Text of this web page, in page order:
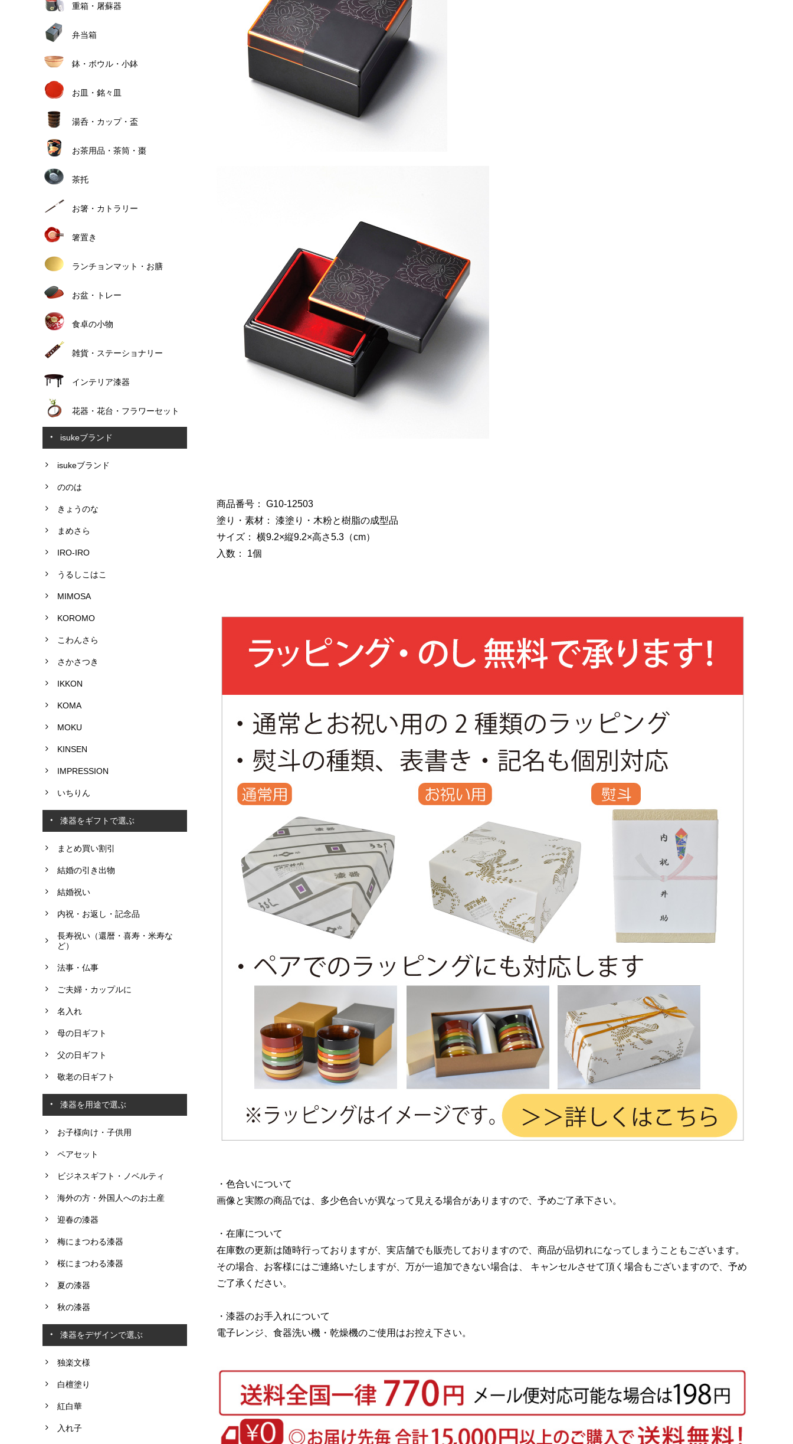
重箱・屠蘇器
弁当箱
鉢・ボウル・小鉢
お皿・銘々皿
湯呑・カップ・盃
お茶用品・茶筒・棗
茶托
お箸・カトラリー
箸置き
ランチョンマット・お膳
お盆・トレー
食卓の小物
雑貨・ステーショナリー
インテリア漆器
花器・花台・フラワーセット
isukeブランド
isukeブランド
ののは
きょうのな
まめさら
IRO-IRO
うるしこはこ
MIMOSA
KOROMO
こわんさら
さかさつき
IKKON
KOMA
MOKU
KINSEN
IMPRESSION
いちりん
漆器をギフトで選ぶ
まとめ買い割引
結婚の引き出物
結婚祝い
内祝・お返し・記念品
長寿祝い（還暦・喜寿・米寿な
ど）
法事・仏事
ご夫婦・カップルに
名入れ
母の日ギフト
父の日ギフト
敬老の日ギフト
漆器を用途で選ぶ
お子様向け・子供用
ペアセット
ビジネスギフト・ノベルティ
海外の方・外国人へのお土産
迎春の漆器
梅にまつわる漆器
桜にまつわる漆器
夏の漆器
秋の漆器
漆器をデザインで選ぶ
独楽文様
白檀塗り
紅白華
入れ子
商品番号： G10-12503
塗り・素材： 漆塗り・木粉と樹脂の成型品
サイズ： 横9.2×縦9.2×高さ5.3（cm）
入数： 1個
・色合いについて
画像と実際の商品では、多少色合いが異なって見える場合がありますので、予めご了承下さい。
・在庫について
在庫数の更新は随時行っておりますが、実店舗でも販売しておりますので、商品が品切れになってしまうこともございます。
その場合、お客様にはご連絡いたしますが、万が一追加できない場合は、 キャンセルさせて頂く場合もございますので、予め
ご了承ください。
・漆器のお手入れについて
電子レンジ、食器洗い機・乾燥機のご使用はお控え下さい。